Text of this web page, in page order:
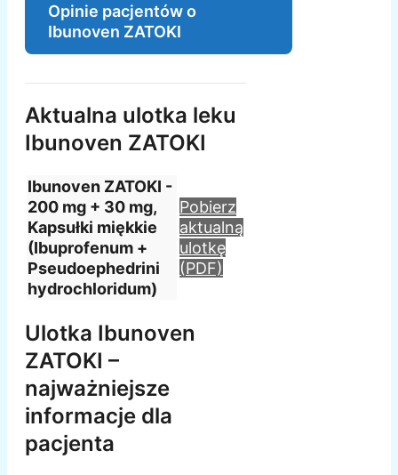
Opinie pacjentów o
Ibunoven ZATOKI
Aktualna ulotka leku
Ibunoven ZATOKI
Ibunoven ZATOKI -
200 mg + 30 mg,
Kapsułki miękkie
(Ibuprofenum +
Pseudoephedrini
hydrochloridum)
Pobierz
aktualną
ulotkę
(PDF)
Ulotka Ibunoven
ZATOKI –
najważniejsze
informacje dla
pacjenta